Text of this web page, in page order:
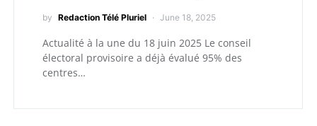
by Redaction Télé Pluriel June 18, 2025
Actualité à la une du 18 juin 2025 Le conseil
électoral provisoire a déjà évalué 95% des
centres…